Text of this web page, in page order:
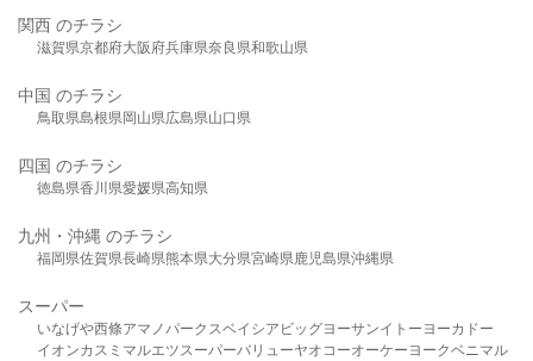
関西 のチラシ
滋賀県京都府大阪府兵庫県奈良県和歌山県
中国 のチラシ
鳥取県島根県岡山県広島県山口県
四国 のチラシ
徳島県香川県愛媛県高知県
九州・沖縄 のチラシ
福岡県佐賀県長崎県熊本県大分県宮崎県鹿児島県沖縄県
スーパー
いなげや西條アマノパークスベイシア ビッグヨーサンイトーヨーカドー
イオンカスミ マルエツスーパーバリューヤオコーオーケー ヨークベニマル